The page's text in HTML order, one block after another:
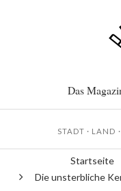
Das
STADT · LAND
Startseite
Die unsterbliche